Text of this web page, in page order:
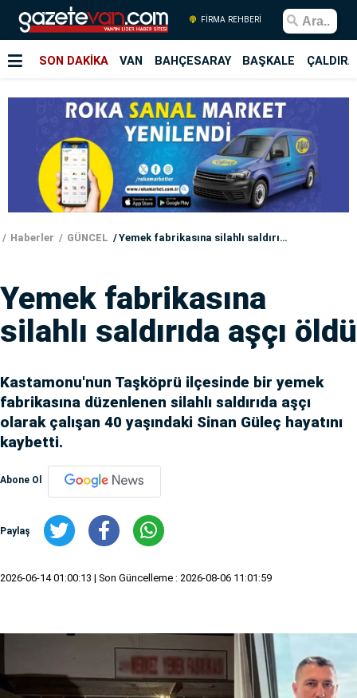
FİRMA REHBERİ
SON DAKİKA VAN BAHÇESARAY BAŞKALE
Haberler GÜNCEL Yemek fabrikasına silahlı saldırıda aşçı öldü
Yemek fabrikasına
silahlı saldırıda aşçı öldü
Kastamonu'nun Taşköprü ilçesinde bir yemek
fabrikasına düzenlenen silahlı saldırıda aşçı
olarak çalışan 40 yaşındaki Sinan Güleç hayatını
kaybetti.
Abone Ol
Paylaş
2026-06-14 01:00:13 | Son Güncelleme : 2026-08-06 11:01:59